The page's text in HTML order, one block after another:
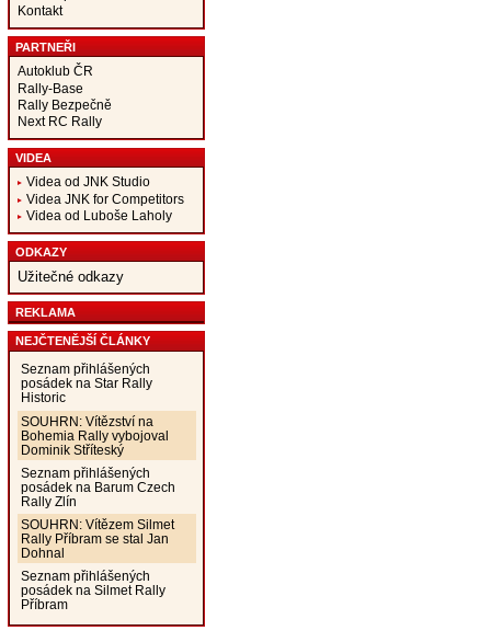
Kontakt
PARTNEŘI
Autoklub ČR
Rally-Base
Rally Bezpečně
Next RC Rally
VIDEA
Videa od JNK Studio
Videa JNK for Competitors
Videa od Luboše Laholy
ODKAZY
Užitečné odkazy
REKLAMA
NEJČTENĚJŠÍ ČLÁNKY
Seznam přihlášených
posádek na Star Rally
Historic
SOUHRN: Vítězství na
Bohemia Rally vybojoval
Dominik Stříteský
Seznam přihlášených
posádek na Barum Czech
Rally Zlín
SOUHRN: Vítězem Silmet
Rally Příbram se stal Jan
Dohnal
Seznam přihlášených
posádek na Silmet Rally
Příbram